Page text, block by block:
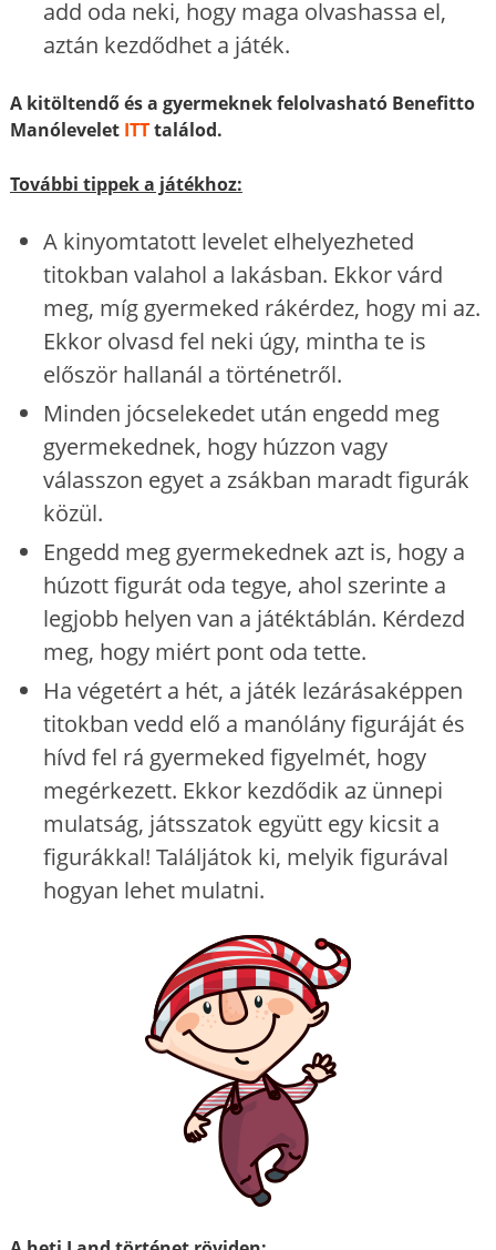
add oda neki, hogy maga olvashassa el,
aztán kezdődhet a játék.
A kitöltendő és a gyermeknek felolvasható Benefitto
Manólevelet ITTtalálod.
További tippek a játékhoz:
A kinyomtatott levelet elhelyezheted
titokban valahol a lakásban. Ekkor várd
meg, míg gyermeked rákérdez, hogy mi az.
Ekkor olvasd fel neki úgy, mintha te is
először hallanál a történetről.
Minden jócselekedet után engedd meg
gyermekednek, hogy húzzon vagy
válasszon egyet a zsákban maradt figurák
közül.
Engedd meg gyermekednek azt is, hogy a
húzott figurát oda tegye, ahol szerinte a
legjobb helyen van a játéktáblán. Kérdezd
meg, hogy miért pont oda tette.
Ha végetért a hét, a játék lezárásaképpen
titokban vedd elő a manólány figuráját és
hívd fel rá gyermeked figyelmét, hogy
megérkezett. Ekkor kezdődik az ünnepi
mulatság, játsszatok együtt egy kicsit a
figurákkal! Találjátok ki, melyik figurával
hogyan lehet mulatni.